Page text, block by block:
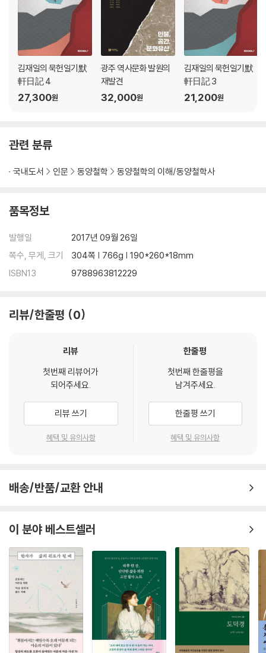
11. 오준선(吳駿善)의 편지 177
12. 정면규(鄭冕圭)의 편지 186
13. 고광선(高光善)의 편지 192
14. 조석휴(曺錫休)의 편지 199
15. 기동준(奇東準)의 편지 202
16. 노종룡(盧鍾龍)의 편지 206
17. 권운환(權雲煥)의 편지 211
20. 양회락(梁會洛)의 편지 225
22. 여창현(呂昌鉉)의 편지 235
Ⅳ. 기락도·기노선의 왕복 편지 248
1. 기락도(奇洛度)와 기노선(奇老善)의 편지 248
2. 안훈(安壎)의 편지 253
5. 이광수(李光秀)의 편지 268
8. 공학원(孔學源)의 편지 286
9. 김문옥(金文玉)의 편지 291
김재일의 묵헌일기默
軒日記 4
27,300원
광주 역사문화 발원의
재발견
32,000원
김재일의 묵헌일기默
軒日記 3
21,200원
관련 분류
국내도서 인문 동양철학 동양철학의 이해/동양철학사
품목정보
발행일
2017년 09월 26일
쪽수, 무게, 크기
304쪽 | 766g | 190*260*18mm
ISBN13
9788963812229
리뷰/한줄평 0
리뷰
첫번째 리뷰어가
되어주세요.
리뷰 쓰기
혜택 및 유의사항
한줄평
첫번째 한줄평을
남겨주세요.
한줄평 쓰기
혜택 및 유의사항
배송/반품/교환 안내
이 분야 베스트셀러